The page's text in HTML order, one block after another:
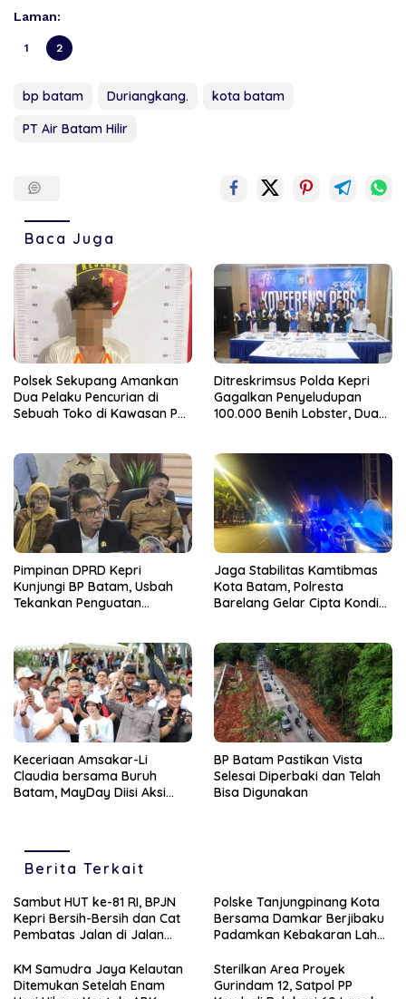
Laman:
1 2
bp batam Duriangkang.
kota batam
PT Air Batam Hilir
Baca Juga
Polsek Sekupang Amankan
Dua Pelaku Pencurian di
Sebuah Toko di Kawasan PT
Ditreskrimsus Polda Kepri
Gagalkan Penyeludupan
100.000 Benih Lobster, Dua
Pimpinan DPRD Kepri
Kunjungi BP Batam, Usbah
Tekankan Penguatan
Jaga Stabilitas Kamtibmas
Kota Batam, Polresta
Barelang Gelar Cipta Kondisi
Keceriaan Amsakar-Li
Claudia bersama Buruh
Batam, MayDay Diisi Aksi
BP Batam Pastikan Vista
Selesai Diperbaki dan Telah
Bisa Digunakan
Berita Terkait
Sambut HUT ke-81 RI, BPJN
Kepri Bersih-Bersih dan Cat
Pembatas Jalan di Jalan
Tanjungpinang
Polske Tanjungpinang Kota
Bersama Damkar Berjibaku
Padamkan Kebakaran Lahan
KM Samudra Jaya Kelautan
Ditemukan Setelah Enam
Sterilkan Area Proyek
Gurindam 12, Satpol PP